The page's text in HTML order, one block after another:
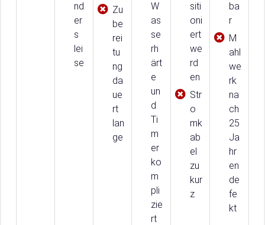
nd
er
s
lei
se
Zu
be
rei
tu
ng
da
ue
rt
lan
ge
W
as
se
rh
ärt
e
un
d
Ti
m
er
ko
m
pli
zie
rt
siti
oni
ert
we
rd
en
Str
o
mk
ab
el
zu
kur
z
ba
r
M
ahl
we
rk
na
ch
25
Ja
hr
en
de
fe
kt